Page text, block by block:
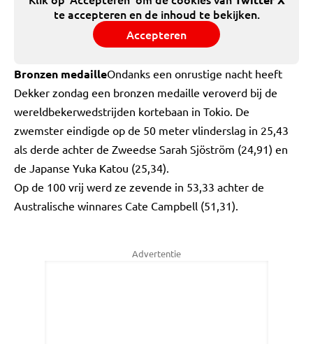
te accepteren en de inhoud te bekijken.
Accepteren
Bronzen medailleOndanks een onrustige nacht heeft
Dekker zondag een bronzen medaille veroverd bij de
wereldbekerwedstrijden kortebaan in Tokio. De
zwemster eindigde op de 50 meter vlinderslag in 25,43
als derde achter de Zweedse Sarah Sjöström (24,91) en
de Japanse Yuka Katou (25,34).
Op de 100 vrij werd ze zevende in 53,33 achter de
Australische winnares Cate Campbell (51,31).
Advertentie